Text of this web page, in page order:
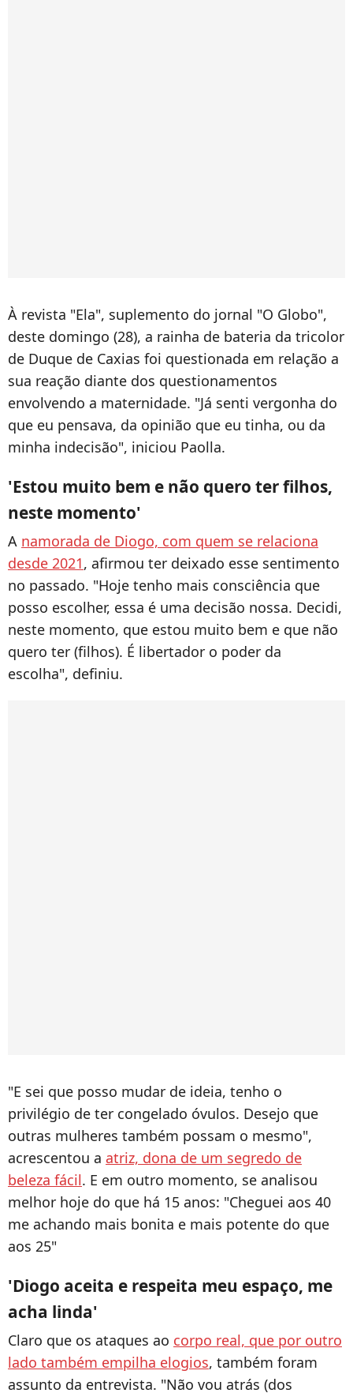
À revista "Ela", suplemento do jornal "O Globo",
deste domingo (28), a rainha de bateria da tricolor
de Duque de Caxias foi questionada em relação a
sua reação diante dos questionamentos
envolvendo a maternidade. "Já senti vergonha do
que eu pensava, da opinião que eu tinha, ou da
minha indecisão", iniciou Paolla.
'Estou muito bem e não quero ter filhos,
neste momento'
A namorada de Diogo, com quem se relaciona
desde 2021, afirmou ter deixado esse sentimento
no passado. "Hoje tenho mais consciência que
posso escolher, essa é uma decisão nossa. Decidi,
neste momento, que estou muito bem e que não
quero ter (filhos). É libertador o poder da
escolha", definiu.
"E sei que posso mudar de ideia, tenho o
privilégio de ter congelado óvulos. Desejo que
outras mulheres também possam o mesmo",
acrescentou a atriz, dona de um segredo de
beleza fácil. E em outro momento, se analisou
melhor hoje do que há 15 anos: "Cheguei aos 40
me achando mais bonita e mais potente do que
aos 25"
'Diogo aceita e respeita meu espaço, me
acha linda'
Claro que os ataques ao corpo real, que por outro
lado também empilha elogios, também foram
assunto da entrevista. "Não vou atrás (dos